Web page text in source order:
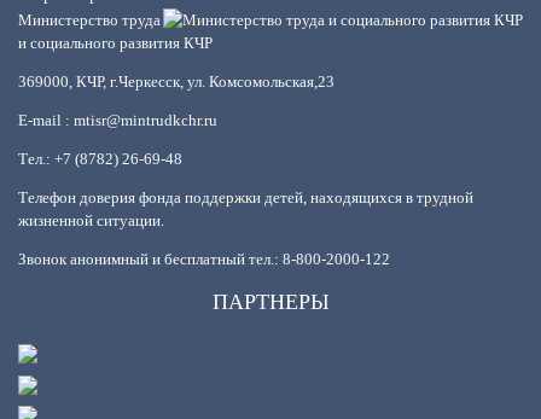
Министерство труда
и социального развития КЧР
369000, КЧР, г.Черкесск, ул. Комсомольская,23
E-mail : mtisr@mintrudkchr.ru
Тел.: +7 (8782) 26-69-48
Телефон доверия фонда поддержки детей, находящихся в трудной
жизненной ситуации.
Звонок анонимный и бесплатный тел.: 8-800-2000-122
ПАРТНЕРЫ